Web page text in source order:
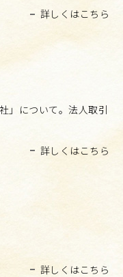
詳しくはこちら
」について。法人取引
詳しくはこちら
詳しくはこちら